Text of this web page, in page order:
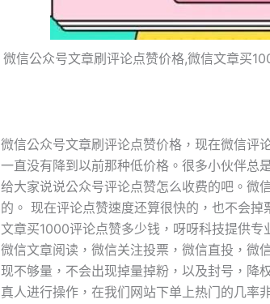
微信公众号文章刷评论点赞价格,微信文章买
微信公众号文章刷评论点赞价格，现在微信评
一直没有降到以前那种低价格。很多小伙伴总
给大家说说公众号评论点赞怎么收费的吧。微
的。 现在评论点赞速度还算很快的，也不会
文章买1000评论点赞多少钱，呀呀科技提供专
微信文章阅读，微信关注投票，微信直投，微
现不够量，不会出现掉量掉粉，以及封号，降
真人进行操作，在我们网站下单上热门的几率